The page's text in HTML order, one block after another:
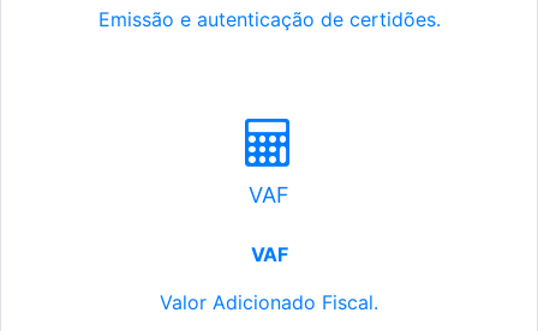
Emissão e autenticação de certidões.
VAF
VAF
Valor Adicionado Fiscal.